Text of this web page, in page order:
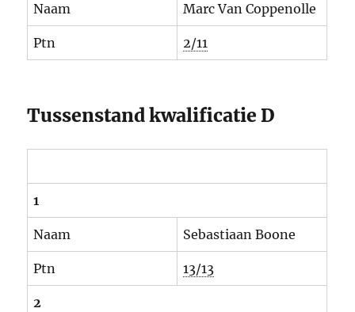
Naam Marc Van Coppenolle
Ptn 2/11
Tussenstand kwalificatie D
1
Naam Sebastiaan Boone
Ptn 13/13
2